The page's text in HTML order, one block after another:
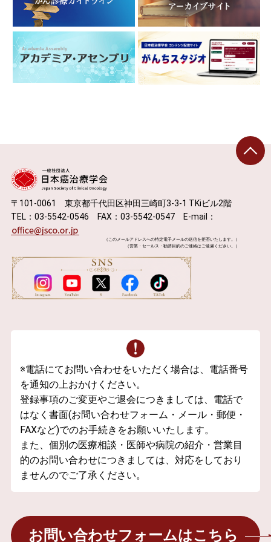
〒101-0061 東京都千代田区神田三崎町3-3-1 TKiビル2階
TEL：03-5542-0546 FAX：03-5542-0547 E-mail：
（このメールアドレスへの特定電子メールの送信を拒否いたします。）
（営業・セールス・勧誘目的のご連絡はご遠慮ください。）
※電話にてお問い合わせをいただく場合は、電話番号
を通知の上おかけください。
登録事項のご変更やご退会につきましては、電話で
はなく書面(お問い合わせフォーム・メール・郵便・
FAXなど)でのお手続きをお願いいたします。
また、個別の医療相談・医師や病院の紹介・営業目
的のお問い合わせにつきましては、対応をしており
ませんのでご了承ください。
お問い合わせフォームはこちら